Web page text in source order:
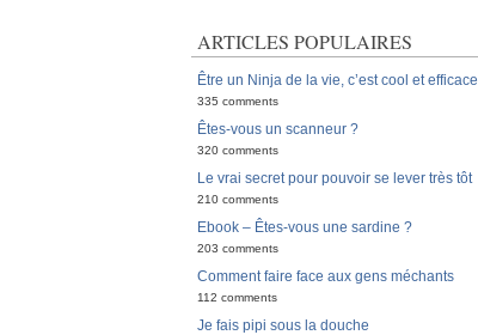
ARTICLES POPULAIRES
Être un Ninja de la vie, c’est cool et efficace
335 comments
Êtes-vous un scanneur ?
320 comments
Le vrai secret pour pouvoir se lever très tôt
210 comments
Ebook – Êtes-vous une sardine ?
203 comments
Comment faire face aux gens méchants
112 comments
Je fais pipi sous la douche